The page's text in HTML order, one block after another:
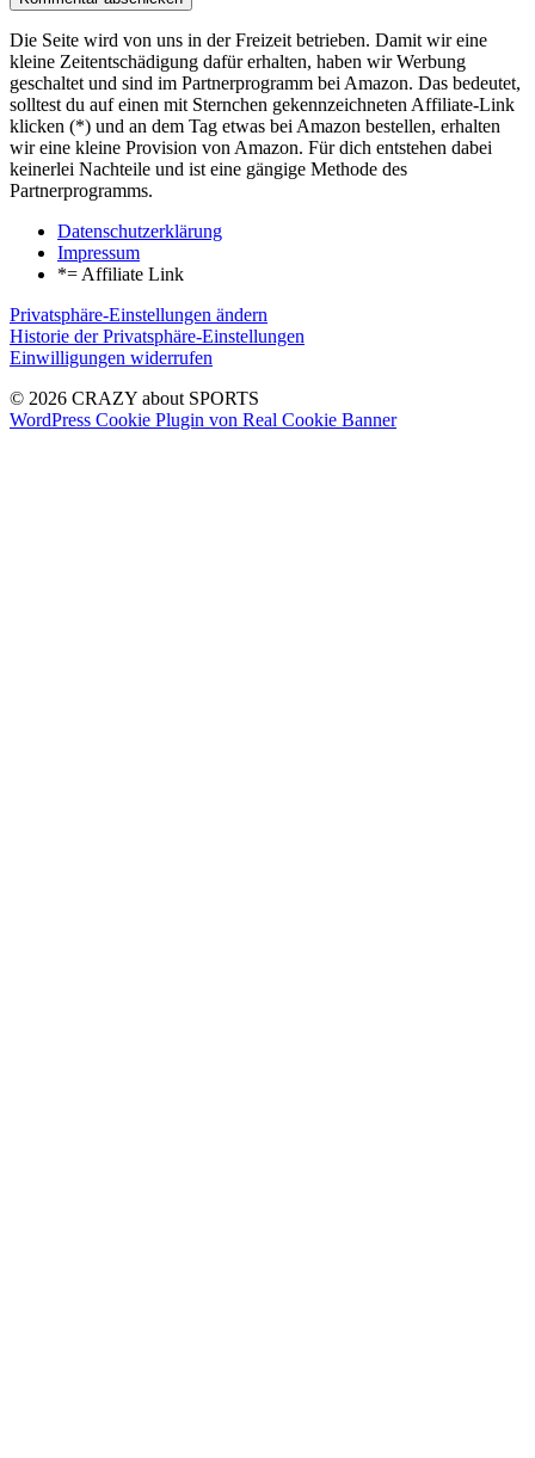
Die Seite wird von uns in der Freizeit betrieben. Damit wir eine
kleine Zeitentschädigung dafür erhalten, haben wir Werbung
geschaltet und sind im Partnerprogramm bei Amazon. Das bedeutet,
solltest du auf einen mit Sternchen gekennzeichneten Affiliate-Link
klicken (*) und an dem Tag etwas bei Amazon bestellen, erhalten
wir eine kleine Provision von Amazon. Für dich entstehen dabei
keinerlei Nachteile und ist eine gängige Methode des
Partnerprogramms.
Datenschutzerklärung
Impressum
*= Affiliate Link
Privatsphäre-Einstellungen ändern
Historie der Privatsphäre-Einstellungen
Einwilligungen widerrufen
© 2026 CRAZY about SPORTS
WordPress Cookie Plugin von Real Cookie Banner